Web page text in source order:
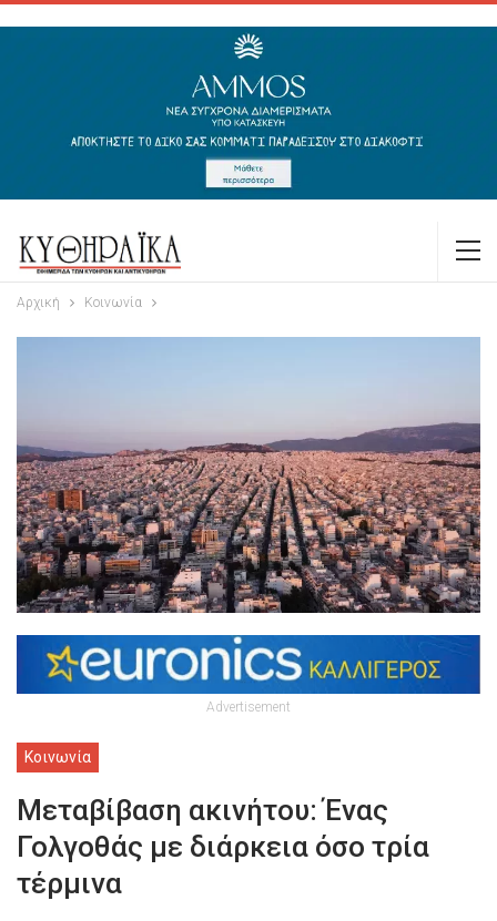
Αρχική Κοινωνία
Advertisement
Κοινωνία
Μεταβίβαση ακινήτου: Ένας
Γολγοθάς με διάρκεια όσο τρία
τέρμινα